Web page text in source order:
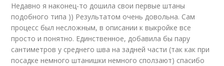
Недавно я наконец-то дошила свои первые штаны
подобного типа )) Результатом очень довольна. Сам
процесс был несложным, в описании к выкройке все
просто и понятно. Единственное, добавила бы пару
сантиметров у среднего шва на задней части (так как при
посадке немного штанишки немного сползают) спасибо